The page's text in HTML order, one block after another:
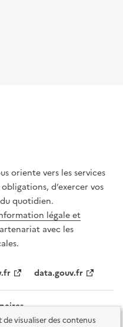
visualiser des contenus
oriente vers les services
d’exercer vos
quotidien.
légale et
avec les
data.gouv.fr